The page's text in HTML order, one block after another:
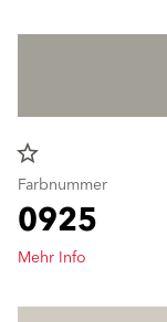
star_border
Farbnummer
0925
Mehr Info